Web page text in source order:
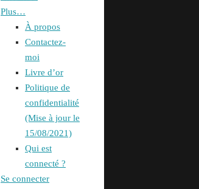
Plus…
À propos
Contactez-
moi
Livre d’or
Politique de
confidentialité
(Mise à jour le
15/08/2021)
Qui est
connecté ?
Se connecter